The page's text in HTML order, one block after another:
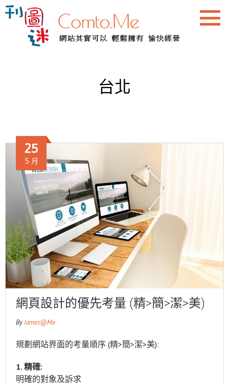
台北
網頁設計的優先考量 (精>簡>潔>美)
25
5 月
ByJames@Me
規劃網站界面的考量順序 (精>簡>潔>美):
1. 精確:
明確的對象及訴求